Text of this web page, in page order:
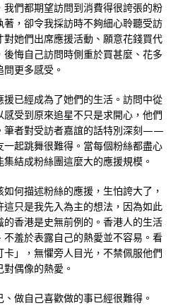
們都期望訪問到消費得很誇張的粉
，卻令我採訪時不夠細心聆聽受訪
她們出席應援活動、願意花錢買代
悔自己訪問時側重於買甚麼、花多
更多感受。
已經成為了她們的生活。訪問中從
受到原來追星不只是求開心，他們
筆者對受訪者嘉誼的話特別深刻——
起跳舞很難得。當每個粉絲都盡心
結成粉絲團這麼大的應援規模。
何描述粉絲的應援，生怕誇大了，
只是我先入為主的想法，因為如此
香港是史無前例的。香港人的生活
羞於表露自己的熱愛並不容易。看
」，無懼旁人目光，不禁佩服他們
偶像的熱愛。
做自己喜歡做的事已經很難得。